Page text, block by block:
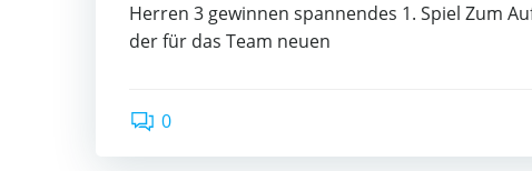
Herren 3 gewinnen spannendes 1. Spiel Zum
der für das Team neuen
0